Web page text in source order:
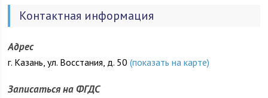
Контактная информация
Адрес
г. Казань, ул. Восстания, д. 50(показать на карте)
Записаться на ФГДС